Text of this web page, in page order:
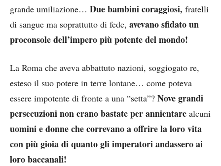
grande umiliazione… Due bambini coraggiosi, fratelli
di sangue ma soprattutto di fede, avevano sfidato un
proconsole dell’impero più potente del mondo!
La Roma che aveva abbattuto nazioni, soggiogato re,
esteso il suo potere in terre lontane… come poteva
essere impotente di fronte a una “setta”? Nove grandi
persecuzioni non erano bastate per annientare alcuni
uomini e donne che correvano a offrire la loro vita
con più gioia di quanto gli imperatori andassero ai
loro baccanali!